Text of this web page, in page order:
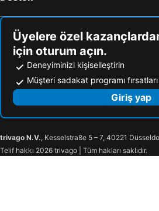
Üyelere özel
için oturum açın.
Deneyiminizi kişiselleştirin
Müşteri sadakat programı
Giriş yap
trivago N.V., Kesselstraße 5 – 7, 40221
Telif hakkı 2026 trivago | Tüm hakları saklıdır.